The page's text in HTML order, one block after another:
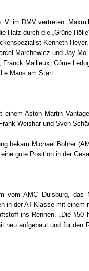
V. im DMV vertreten.
Hatz durch die „Grüne
Kenneth
Marchewicz und Jay
Mailleux, Cóme
Mans am Start.
Aston Martin
Weishar und Sven
bekam Michael Bohrer
gute Position in der
vom AMC Duisburg, das
in der AT-Klasse mit
ins Rennen. „Die
neu aufgebaut und für